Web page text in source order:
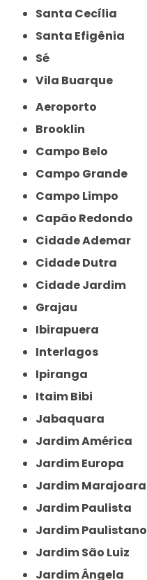
Santa Cecília
Santa Efigênia
Sé
Vila Buarque
Aeroporto
Brooklin
Campo Belo
Campo Grande
Campo Limpo
Capão Redondo
Cidade Ademar
Cidade Dutra
Cidade Jardim
Grajau
Ibirapuera
Interlagos
Ipiranga
Itaim Bibi
Jabaquara
Jardim América
Jardim Europa
Jardim Marajoara
Jardim Paulista
Jardim Paulistano
Jardim São Luiz
Jardim Ângela